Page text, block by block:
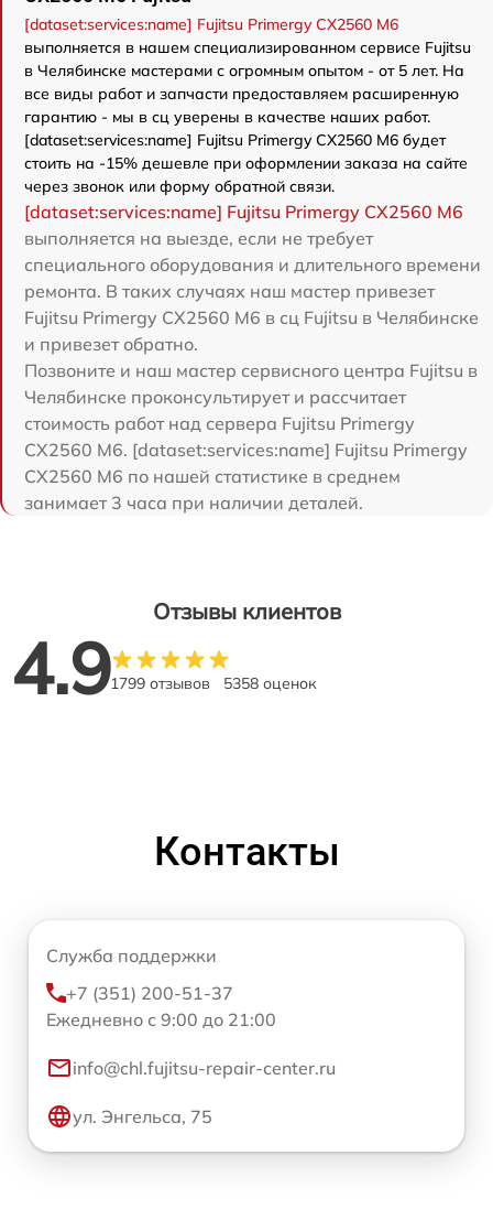
[dataset:services:name] Fujitsu Primergy CX2560 M6
выполняется в нашем специализированном сервисе Fujitsu
в Челябинске мастерами с огромным опытом - от 5 лет. На
все виды работ и запчасти предоставляем расширенную
гарантию - мы в сц уверены в качестве наших работ.
[dataset:services:name] Fujitsu Primergy CX2560 M6 будет
стоить на -15% дешевле при оформлении заказа на сайте
через звонок или форму обратной связи.
[dataset:services:name] Fujitsu Primergy CX2560 M6
выполняется на выезде, если не требует
специального оборудования и длительного времени
ремонта. В таких случаях наш мастер привезет
Fujitsu Primergy CX2560 M6 в сц Fujitsu в Челябинске
и привезет обратно.
Позвоните и наш мастер сервисного центра Fujitsu в
Челябинске проконсультирует и рассчитает
стоимость работ над сервера Fujitsu Primergy
CX2560 M6. [dataset:services:name] Fujitsu Primergy
CX2560 M6 по нашей статистике в среднем
занимает 3 часа при наличии деталей.
Отзывы клиентов
4.91799 отзывов 5358 оценок
Контакты
Служба поддержки
+7 (351) 200-51-37
Ежедневно с 9:00 до 21:00
info@chl.fujitsu-repair-center.ru
ул. Энгельса, 75